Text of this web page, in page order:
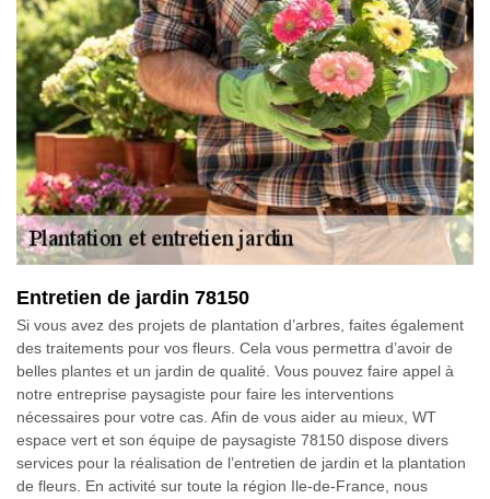
Entretien de jardin 78150
Si vous avez des projets de plantation d’arbres, faites également
des traitements pour vos fleurs. Cela vous permettra d’avoir de
belles plantes et un jardin de qualité. Vous pouvez faire appel à
notre entreprise paysagiste pour faire les interventions
nécessaires pour votre cas. Afin de vous aider au mieux, WT
espace vert et son équipe de paysagiste 78150 dispose divers
services pour la réalisation de l’entretien de jardin et la plantation
de fleurs. En activité sur toute la région Ile-de-France, nous